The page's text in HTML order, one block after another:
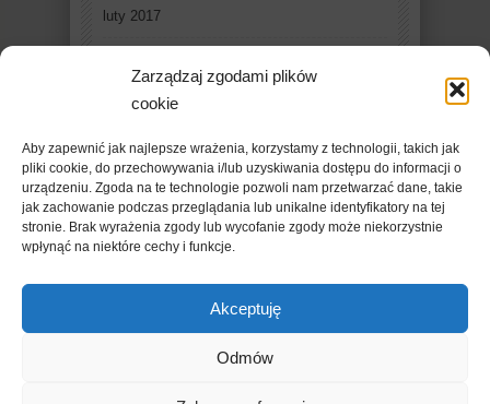
Zarządzaj zgodami plików
cookie
Aby zapewnić jak najlepsze wrażenia, korzystamy z technologii, takich jak
pliki cookie, do przechowywania i/lub uzyskiwania dostępu do informacji o
urządzeniu. Zgoda na te technologie pozwoli nam przetwarzać dane, takie
jak zachowanie podczas przeglądania lub unikalne identyfikatory na tej
stronie. Brak wyrażenia zgody lub wycofanie zgody może niekorzystnie
wpłynąć na niektóre cechy i funkcje.
Akceptuję
Odmów
luty 2017
grudzień 2016
listopad 2016
październik 2016
Copyright © 2019 - FleschMazowsza. Powered by